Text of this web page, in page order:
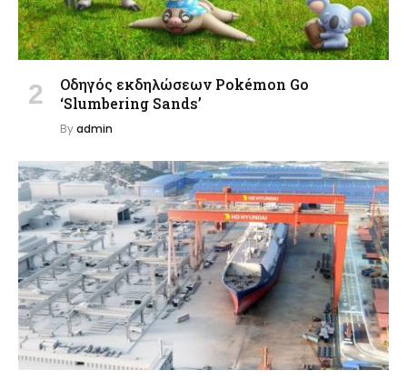
Οδηγός εκδηλώσεων Pokémon Go
‘Slumbering Sands’
Byadmin